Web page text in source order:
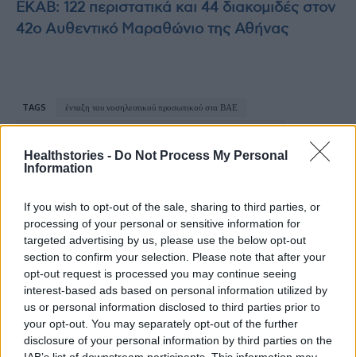
Healthstories - Do Not Process My Personal
Information
If you wish to opt-out of the sale, sharing to third parties, or
processing of your personal or sensitive information for
targeted advertising by us, please use the below opt-out
section to confirm your selection. Please note that after your
opt-out request is processed you may continue seeing
interest-based ads based on personal information utilized by
us or personal information disclosed to third parties prior to
your opt-out. You may separately opt-out of the further
disclosure of your personal information by third parties on the
ΕΚΑΒ: 122 περιστατικά και 44 διακομιδές στον
42ο Αυθεντικό Μαραθώνιο της Αθήνας
TAGS
ένταξη του νοσηλευτικού προσωπικού στα ΒΑΕ
Πανελλήνια Συνδικαλιστική Ομοσπονδία Νοσηλευτικού Προσωπικού
HS Team